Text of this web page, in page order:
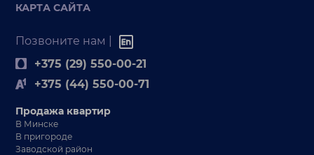
КАРТА САЙТА
Позвоните нам |
+375 (29) 550-00-21
+375 (44) 550-00-71
Продажа квартир
В Минске
В пригороде
Заводской район